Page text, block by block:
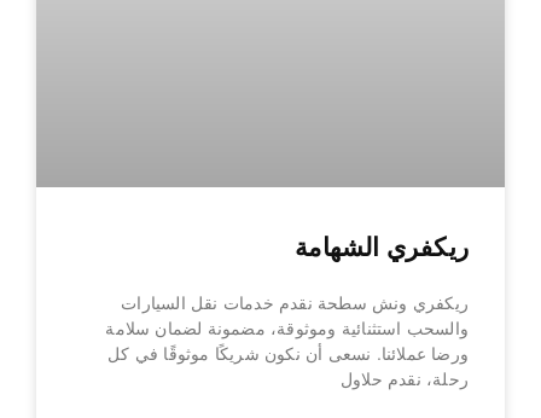
ريكفري الشهامة
ريكفري ونش سطحة نقدم خدمات نقل السيارات
والسحب استثنائية وموثوقة، مضمونة لضمان سلامة
ورضا عملائنا. نسعى أن نكون شريكًا موثوقًا في كل
رحلة، نقدم حلاول